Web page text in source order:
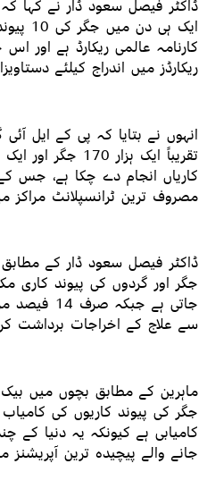
ڈاکٹر فیصل سعود ڈار نے کہا
ایک
کارنامہ عالمی ریکارڈ ہے اور
ریکارڈز میں اندراج کیلئے
انہوں نے بتایا کہ پی کے ایل
کاریاں انجام دے چکا ہے، جس
مصروف ترین ٹرانسپلانٹ مراکز
ڈاکٹر فیصل سعود ڈار کے
جگر اور گردوں کی پیوند کاری
جاتی ہے
سے علاج کے اخراجات برداشت
ماہرین کے مطابق بچوں میں
جگر کی پیوند کاریوں کی
کامیابی ہے کیونکہ یہ دنیا کے
جانے والے پیچیدہ ترین آپریشنز